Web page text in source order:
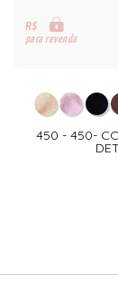
R$
para revenda
450 - 450-